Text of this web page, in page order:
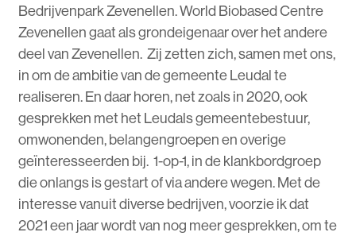
Bedrijvenpark Zevenellen. World Biobased Centre
Zevenellen gaat als grondeigenaar over het andere
deel van Zevenellen. Zij zetten zich, samen met ons,
in om de ambitie van de gemeente Leudal te
realiseren. En daar horen, net zoals in 2020, ook
gesprekken met het Leudals gemeentebestuur,
omwonenden, belangengroepen en overige
geïnteresseerden bij. 1-op-1, in de klankbordgroep
die onlangs is gestart of via andere wegen. Met de
interesse vanuit diverse bedrijven, voorzie ik dat
2021 een jaar wordt van nog meer gesprekken, om te